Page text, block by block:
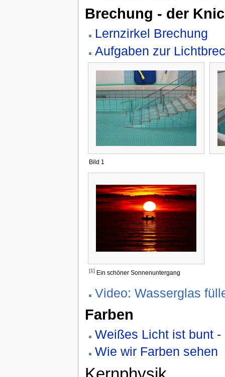
Brechung - der
Lernzirkel Brechung
Aufgaben zur
Bild 1
[1] Ein schöner Sonnenuntergang
Video: Wasserglas
Farben
Weißes Licht ist bunt
Wie wir Farben sehen